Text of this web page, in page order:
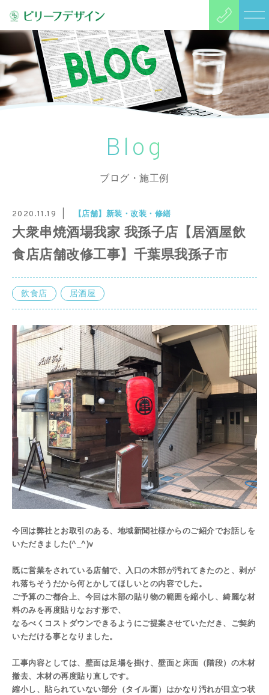
Blog
ブログ・施工例
2020.11.19 【店舗】新装・改装・修繕
大衆串焼酒場我家 我孫子店【居酒屋飲
食店店舗改修工事】千葉県我孫子市
飲食店 居酒屋
今回は弊社とお取引のある、地域新聞社様からのご紹介でお話しを
いただきました(^_^)v
既に営業をされている店舗で、入口の木部が汚れてきたのと、剥が
れ落ちそうだから何とかしてほしいとの内容でした。
ご予算のご都合上、今回は木部の貼り物の範囲を縮小し、綺麗な材
料のみを再度貼りなおす形で、
なるべくコストダウンできるようにご提案させていただき、ご契約
いただける事となりました。
工事内容としては、壁面は足場を掛け、壁面と床面（階段）の木材
撤去、木材の再度貼り直しです。
縮小し、貼られていない部分（タイル面）はかなり汚れが目立つ状